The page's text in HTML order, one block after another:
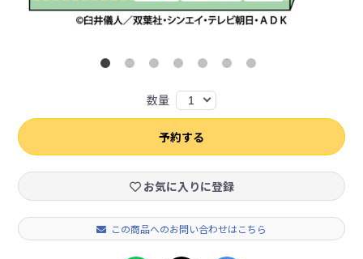
数量 1
予約する
お気に入りに登録
この商品へのお問い合わせはこちら